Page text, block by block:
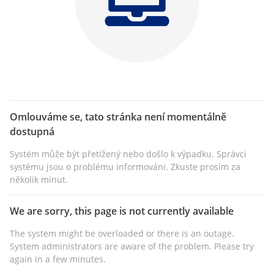
Omlouváme se, tato stránka není momentálně
dostupná
Systém může být přetížený nebo došlo k výpadku. Správci
systému jsou o problému informováni. Zkuste prosím za
několik minut.
We are sorry, this page is not currently available
The system might be overloaded or there is an outage.
System administrators are aware of the problem. Please try
again in a few minutes.